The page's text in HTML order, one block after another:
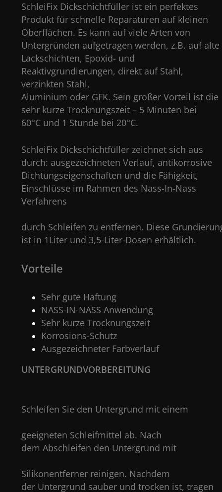
SchleiFix Dickschichtfüller ist ein perfektes
Produkt für schnelle Reparaturen auf kleinen
Oberflächen. Es kann auf viele Arten von
Untergründen aufgetragen werden, z.B. auf alte
Lackschichten, Epoxid- und
Reaktivgrundierungen, direkt auf Stahl,
verzinkten Stahl,
Aluminium oder GFK. Sein großer Vorteil ist die
sehr kurze Trocknungszeit – 5 Minuten bei
60°C und 1 Stunde bei 20°C.
SchleiFix Dickschichtfüller zeichnet sich aus
durch: ausgezeichneten Verlauf, antikorrosive
Dichtungseigenschaften und die Fähigkeit,
Einschlüsse im Rahmen des Nass-In-Nass
durch Schleifen zu entfernen. Diese
ist in 1Liter und 3,5-Liter-Dosen erhältlich.
Vorteile
Sehr gute Haftung
NASS-IN-NASS Anwendung
Sehr kurze Trocknungszeit
Korrosions-Schutz
Ausgezeichneter Farbverlauf
UNTERGRUNDVORBEREITUNG
Schleifen Sie den Untergrund mit
geeigneten Schleifmittel ab. Nach
dem Abschleifen den Untergrund
Silikonentferner reinigen. Nachdem
der Untergrund sauber und trocken ist, tragen